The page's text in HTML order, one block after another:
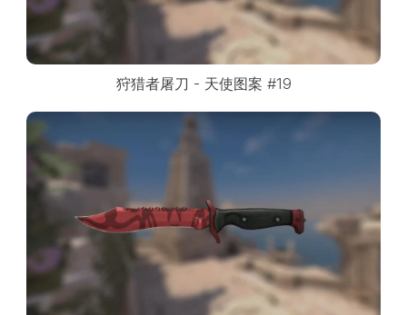
狩猎者屠刀 - 天使图案 #19